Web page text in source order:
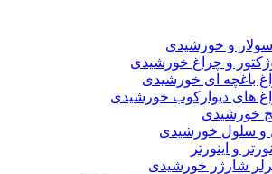
و خورشیدی
و چراغ خورشیدی
باغچه ای خورشیدی
های دیوارکوب خورشیدی
خورشیدی
و سلول خورشیدی
و اینورتر
شارژر خورشیدی